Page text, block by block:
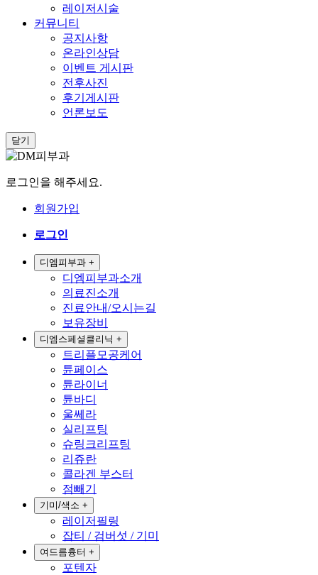
레이저시술
커뮤니티
공지사항
온라인상담
이벤트 게시판
전후사진
후기게시판
언론보도
닫기
로그인을 해주세요.
회원가입
로그인
디엠피부과 +
디엠피부과소개
의료진소개
진료안내/오시는길
보유장비
디엠스페셜클리닉 +
트리플모공케어
튠페이스
튠라이너
튠바디
울쎄라
실리프팅
슈링크리프팅
리쥬란
콜라겐 부스터
점빼기
기미/색소 +
레이저필링
잡티 / 검버섯 / 기미
여드름흉터 +
포텐자